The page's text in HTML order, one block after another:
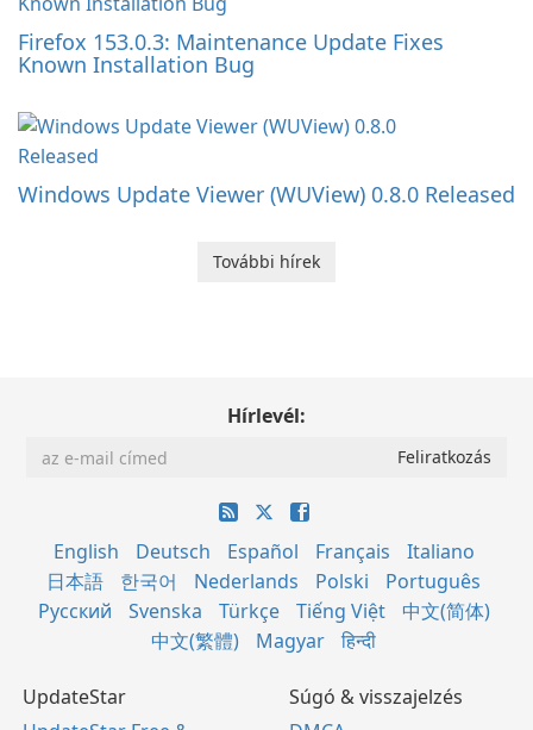
Firefox 153.0.3: Maintenance Update Fixes
Known Installation Bug
Windows Update Viewer (WUView) 0.8.0 Released
További hírek
Hírlevél:
English Deutsch Español Français
Italiano
日本語
한국어 Nederlands Polski
Português
Русский
Svenska Türkçe Tiếng Việt
中文(简体)
中文(繁體)
Magyar हिन्दी
UpdateStar
Súgó & visszajelzés